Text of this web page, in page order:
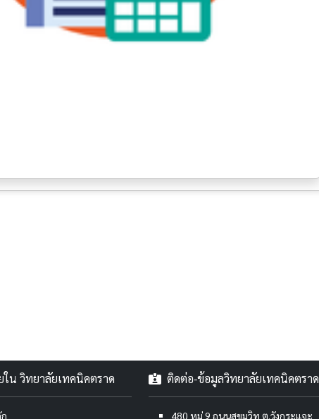
ใน วิทยาลัยเทคนิคตราด ติดต่อ-ข้อมูลวิทยาลัยเทคนิคตราด
480 หมู่ 9 ถนนสุขุมวิท ต.วังกระแจะ